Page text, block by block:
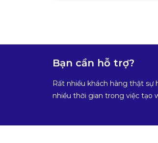
Bạn cần hỗ trợ?
Rất nhiều khách hàng thật
nhiều thời gian trong việc tạo